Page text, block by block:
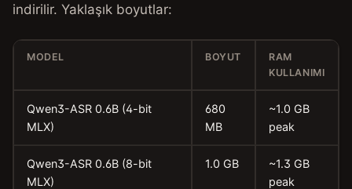
indirilir. Yaklaşık boyutlar:
MODEL BOYUT
RAM
KULLANIMI
Qwen3-ASR 0.6B (4-bit
MLX)
680
MB
~1.0 GB
peak
Qwen3-ASR 0.6B (8-bit
MLX)
1.0 GB
~1.3 GB
peak